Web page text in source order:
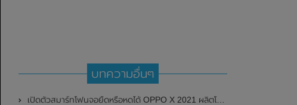
บทความอื่นๆ
เปิดตัวสมาร์ทโฟนจอยืดหรือหดได้ OPPO X 2021 ผลิตโดย BOE